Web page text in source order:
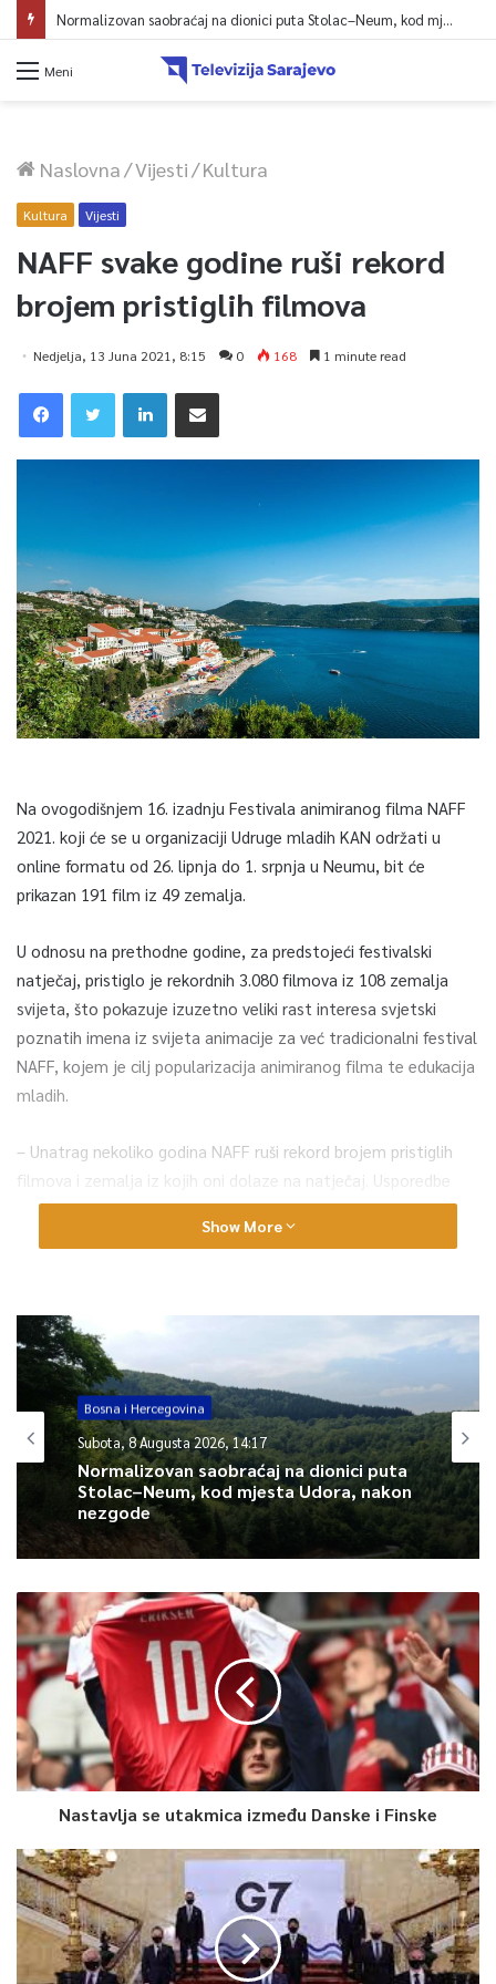
Normalizovan saobraćaj na dionici puta Stolac–Neum, kod mjesta Udora, nakon nezgode
Meni
Naslovna/Vijesti/Kultura
Kultura Vijesti
NAFF svake godine ruši rekord
brojem pristiglih filmova
Nedjelja, 13 Juna 2021, 8:15 0 168 1 minute read
Na ovogodišnjem 16. izadnju Festivala animiranog filma NAFF
2021. koji će se u organizaciji Udruge mladih KAN održati u
online formatu od 26. lipnja do 1. srpnja u Neumu, bit će
prikazan 191 film iz 49 zemalja.
U odnosu na prethodne godine, za predstojeći festivalski
natječaj, pristiglo je rekordnih 3.080 filmova iz 108 zemalja
svijeta, što pokazuje izuzetno veliki rast interesa svjetski
poznatih imena iz svijeta animacije za već tradicionalni festival
NAFF, kojem je cilj popularizacija animiranog filma te edukacija
mladih.
– Unatrag nekoliko godina NAFF ruši rekord brojem pristiglih
filmova i zemalja iz kojih oni dolaze na natječaj. Usporedbe
radi, prošle godine je na natječaj pristiglo malo manje od 2000.
Dakle, iako je bila pandemijska godina svijet animacije očito ne
Nakon selekcije ove godine u okviru NAFF-a bit će prikazano
123 filma u natjecateljskom i 68 filmova u panorama
programu.
0
Show More
Bosna i Hercegovina
Subota, 8 Augusta 2026, 14:17
Normalizovan saobraćaj na dionici puta
Stolac–Neum, kod mjesta Udora, nakon
nezgode
Nastavlja se utakmica između Danske i Finske